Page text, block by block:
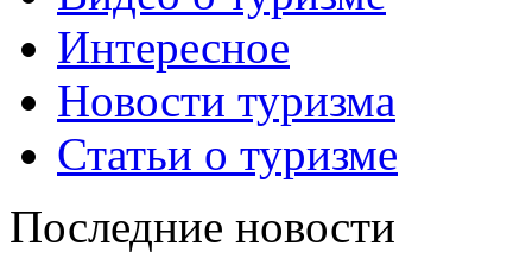
Интересное
Новости туризма
Статьи о туризме
Последние новости